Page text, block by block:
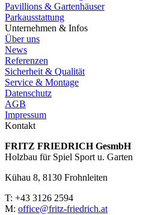
Pavillions & Gartenhäuser
Parkausstattung
Unternehmen & Infos
Über uns
News
Referenzen
Sicherheit & Qualität
Service & Montage
Datenschutz
AGB
Impressum
Kontakt
FRITZ FRIED­RICH GesmbH
Holzbau für Spiel Sport u. Garten
Kühau 8, 8130 Frohn­leiten
T: +43 3126 2594
M: office@fritz-fried­rich.at